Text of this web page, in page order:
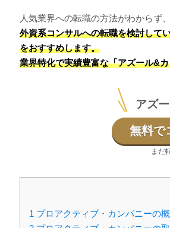
人気業界への転職の方法がわからず
外資系コンサルへの転職を検討して
をおすすめします。
業界特化で実績豊富な「アズール&
アズ
無料で
まだ
1 プロアクティブ・カンパニーの